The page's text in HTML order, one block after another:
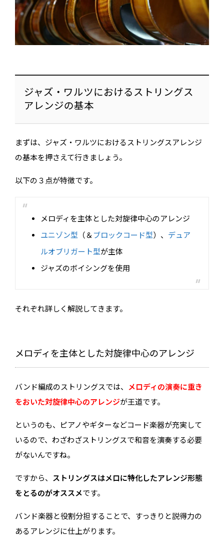
ジャズ・ワルツにおけるストリングス
アレンジの基本
まずは、ジャズ・ワルツにおけるストリングスアレンジ
の基本を押さえて行きましょう。
以下の３点が特徴です。
メロディを主体とした対旋律中心のアレンジ
ユニゾン型（＆ブロックコード型）、 デュア
ルオブリガート型が主体
ジャズのボイシングを使用
それぞれ詳しく解説してきます。
メロディを主体とした対旋律中心のアレンジ
バンド編成のストリングスでは、 メロディの演奏に重き
をおいた対旋律中心のアレンジが王道です。
というのも、ピアノやギターなどコード楽器が充実して
いるので、わざわざストリングスで和音を演奏する必要
がないんですね。
ですから、 ストリングスはメロに特化したアレンジ形態
をとるのがオススメです。
バンド楽器と役割分担することで、すっきりと説得力の
あるアレンジに仕上がります。